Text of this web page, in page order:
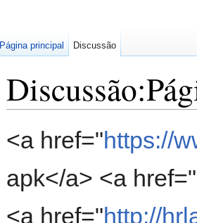
<a href="https://
apk</a> <a href="
<a href="http://
Página principal Discussão